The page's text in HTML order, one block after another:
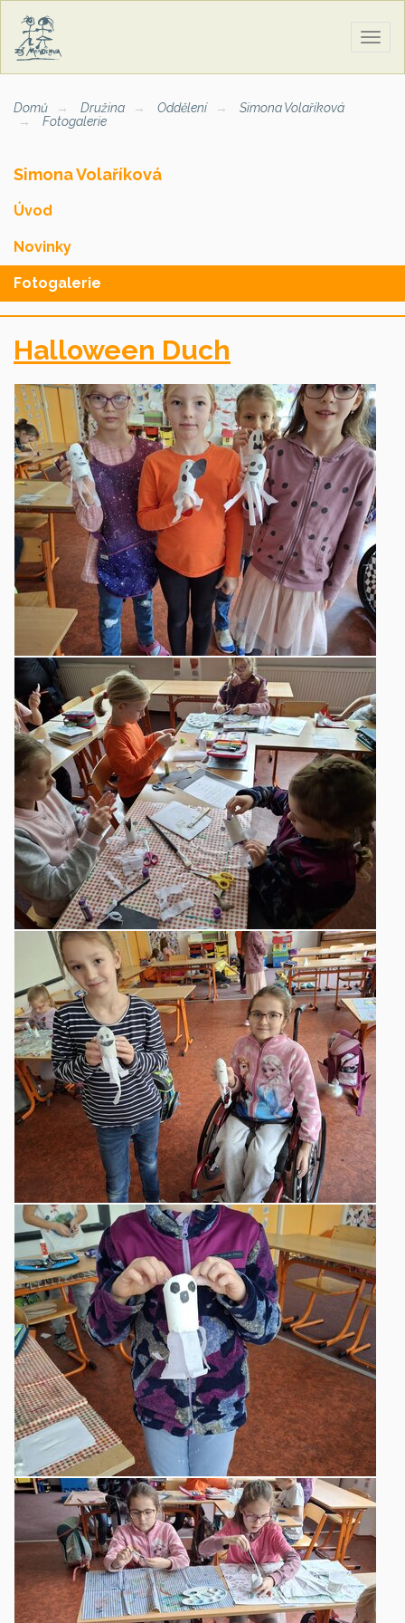
Domů Družina Oddělení
Simona Volaříková
Fotogalerie
Simona Volaříková
Úvod
Novinky
Fotogalerie
Halloween Duch